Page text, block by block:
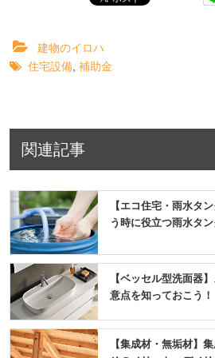
建物のイロハ
住宅設備 補助金
関連記事
【エコ住宅・雨水タ
う時に役立つ雨水タン
【ベッセル型洗面器
意点を知っておこう！
【集成材・無垢材】